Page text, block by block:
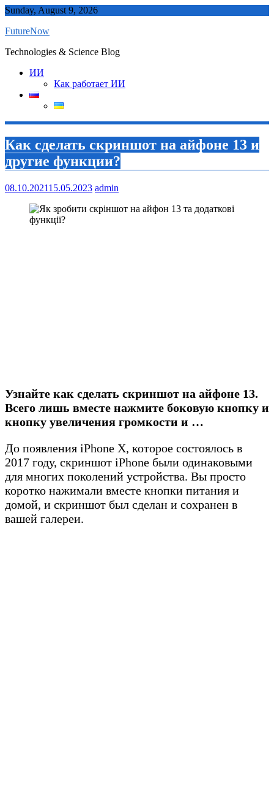
Skip
content
Sunday, August 9, 2026
FutureNow
Technologies & Science Blog
ИИ
Как работает ИИ
Как сделать скриншот на айфоне 13 и
другие функции?
08.10.202115.05.2023 admin
Узнайте как сделать скриншот на айфоне 13.
Всего лишь вместе нажмите боковую кнопку и
кнопку увеличения громкости и …
До появления iPhone X, которое состоялось в
2017 году, скриншот iPhone были одинаковыми
для многих поколений устройства. Вы просто
коротко нажимали вместе кнопки питания и
домой, и скриншот был сделан и сохранен в
вашей галереи.